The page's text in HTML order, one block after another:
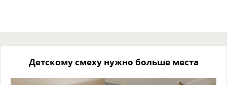
Детскому смеху нужно больше места